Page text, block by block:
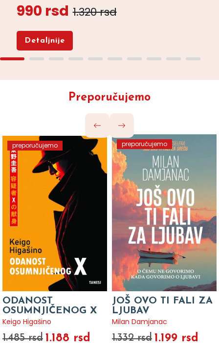
990 rsd 1.320 rsd
Detaljnije
Preporučujemo
preporučujemo
ODANOST
OSUMNJIČENOG X
Keigo Higašino
1.485 rsd 1.188 rsd
preporučujemo
JOŠ OVO TI FALI ZA
LJUBAV
Milan Damjanac
1.332 rsd 1.199 rsd